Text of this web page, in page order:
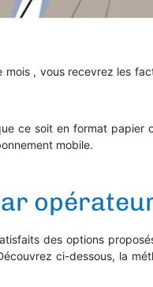
mois , vous recevrez les
ce soit en format papier
mobile.
des options
ci-dessous, la